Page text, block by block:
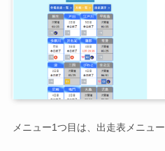
メニュー1つ目は、出走表メニュー